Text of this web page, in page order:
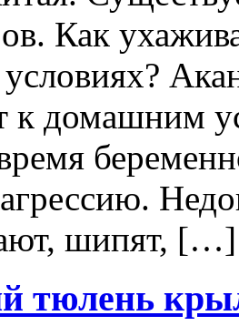
Как
к домашним
шипят, […]
тюлень